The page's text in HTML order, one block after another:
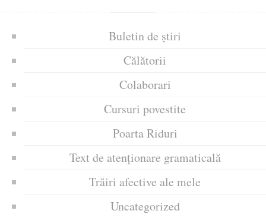
Buletin de știri
Călătorii
Colaborari
Cursuri povestite
Poarta Riduri
Text de atenționare gramaticală
Trăiri afective ale mele
Uncategorized